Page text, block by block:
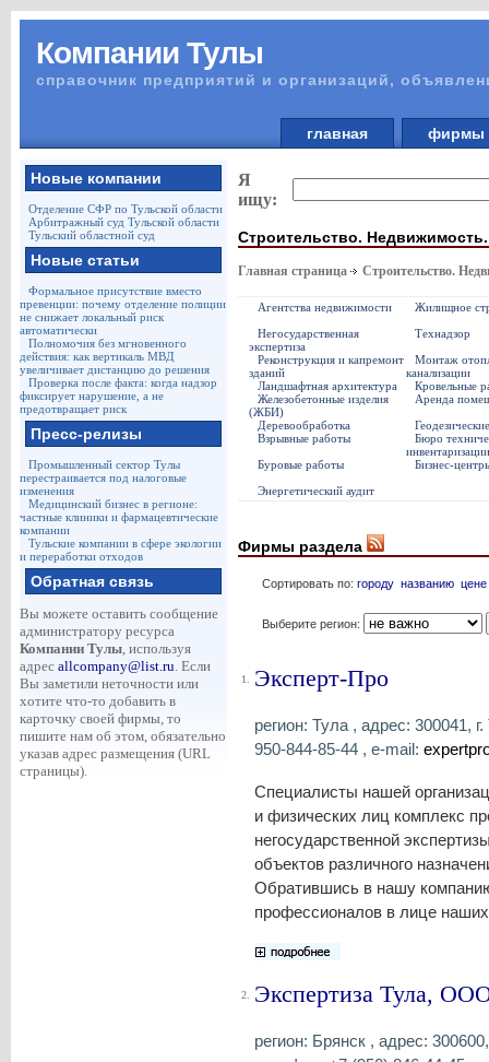
Компании Тулы
справочник предприятий и организаций,
главная
Новые компании
Отделение СФР по Тульской области
Арбитражный суд Тульской области
Тульский областной суд
Новые статьи
Формальное присутствие вместо
превенции: почему отделение полиции
не снижает локальный риск
автоматически
Полномочия без мгновенного
действия: как вертикаль МВД
увеличивает дистанцию до решения
Проверка после факта: когда надзор
фиксирует нарушение, а не
предотвращает риск
Пресс-релизы
Промышленный сектор Тулы
перестраивается под налоговые
изменения
Медицинский бизнес в регионе:
частные клиники и фармацевтические
компании
Тульские компании в сфере экологии
и переработки отходов
Обратная связь
Вы можете оставить сообщение
администратору ресурса
Компании Тулы, используя
адрес allcompany@list.ru. Если
Вы заметили неточности или
хотите что-то добавить в
карточку своей фирмы, то
пишите нам об этом, обязательно
указав адрес размещения (URL
страницы).
Я
ищу:
Строительство.
Главная страница Строительство.
Агентства недвижимости
Жилищное
Негосударственная
экспертиза
Технадзор
Реконструкция и капремонт
зданий
Монтаж
канализации
Ландшафтная архитектура
Кровельные
Железобетонные изделия
(ЖБИ)
Аренда
Деревообработка
Взрывные работы
Бюро
Буровые работы
Бизнес-
Энергетический аудит
Фирмы раздела
Сортировать по: городу названию цене
Выберите регион:
1. Эксперт-Про
регион: Тула , адрес: 300041,
950-844-85-44 , e-mail:
Специалисты нашей
и физических лиц комплекс
негосударственной
объектов различного
Обратившись в нашу
профессионалов в лице наших
2. Экспертиза Тула,
регион: Брянск , адрес: